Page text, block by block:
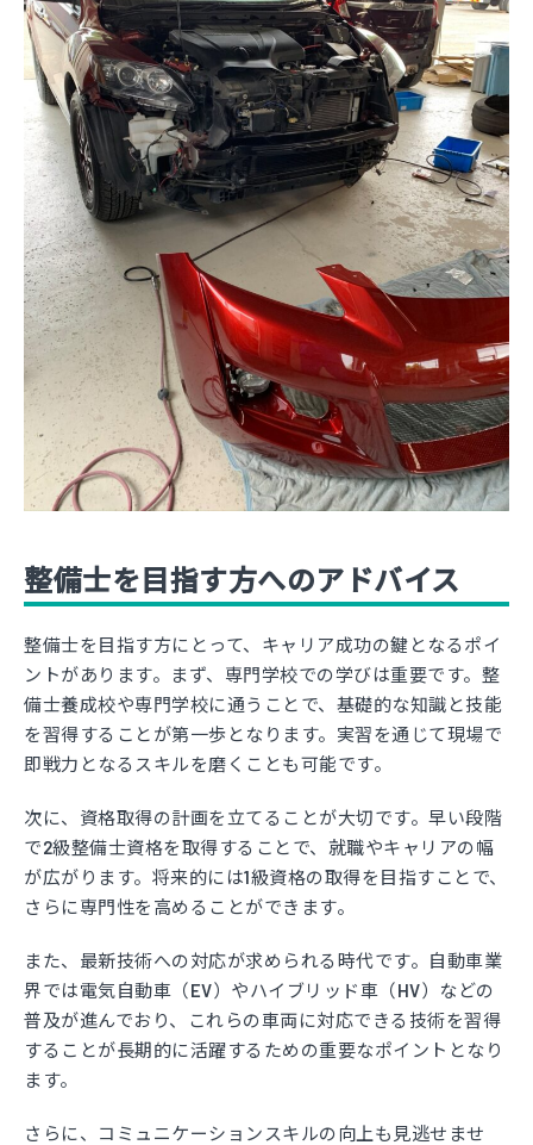
整備士を目指す方へのアドバイス
整備士を目指す方にとって、キャリア成功の鍵となるポイ
ントがあります。まず、専門学校での学びは重要です。整
備士養成校や専門学校に通うことで、基礎的な知識と技能
を習得することが第一歩となります。実習を通じて現場で
即戦力となるスキルを磨くことも可能です。
次に、資格取得の計画を立てることが大切です。早い段階
で2級整備士資格を取得することで、就職やキャリアの幅
が広がります。将来的には1級資格の取得を目指すことで、
さらに専門性を高めることができます。
また、最新技術への対応が求められる時代です。自動車業
界では電気自動車（EV）やハイブリッド車（HV）などの
普及が進んでおり、これらの車両に対応できる技術を習得
することが長期的に活躍するための重要なポイントとなり
ます。
さらに、コミュニケーションスキルの向上も見逃せませ